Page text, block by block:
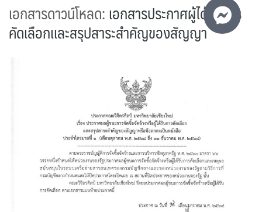
เอกสารดาวน์โหลด:เอกสารประกาศผู้ได้รับการ
คัดเลือกเเละสรุปสาระสำคัญของสัญญา